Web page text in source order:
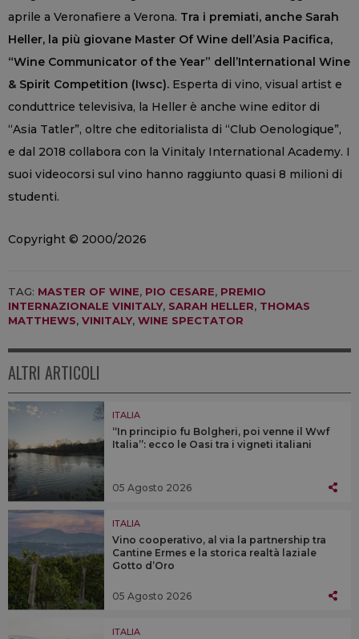
aprile a Veronafiere a Verona. Tra i premiati, anche Sarah
Heller, la più giovane Master Of Wine dell’Asia Pacifica,
“Wine Communicator of the Year” dell’International Wine
& Spirit Competition (Iwsc). Esperta di vino, visual artist e
conduttrice televisiva, la Heller è anche wine editor di
“Asia Tatler”, oltre che editorialista di “Club Oenologique”,
e dal 2018 collabora con la Vinitaly International Academy. I
suoi videocorsi sul vino hanno raggiunto quasi 8 milioni di
studenti.
Copyright © 2000/2026
TAG: MASTER OF WINE, PIO CESARE, PREMIO
INTERNAZIONALE VINITALY, SARAH HELLER, THOMAS
MATTHEWS, VINITALY, WINE SPECTATOR
ALTRI ARTICOLI
ITALIA
“In principio fu Bolgheri, poi venne il Wwf
Italia”: ecco le Oasi tra i vigneti italiani
05 Agosto 2026
ITALIA
Vino cooperativo, al via la partnership tra
Cantine Ermes e la storica realtà laziale
Gotto d’Oro
05 Agosto 2026
ITALIA